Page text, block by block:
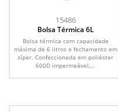
15486
Bolsa Térmica 6L
Bolsa térmica com capacidade
máxima de 6 litros e fechamento em
zíper. Confeccionada em poliéster
600D impermeável,...